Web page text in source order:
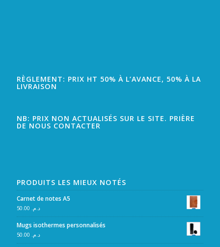
RÈGLEMENT: PRIX HT 50% À L’AVANCE, 50% À LA
LIVRAISON
NB: PRIX NON ACTUALISÉS SUR LE SITE. PRIÈRE
DE NOUS CONTACTER
PRODUITS LES MIEUX NOTÉS
Carnet de notes A5
د.م.
Mugs isothermes personnalisés
د.م.